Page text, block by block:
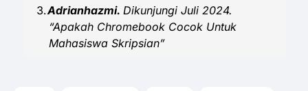
Adrianhazmi. Dikunjungi Juli 2024.
“Apakah Chromebook Cocok Untuk
Mahasiswa Skripsian”